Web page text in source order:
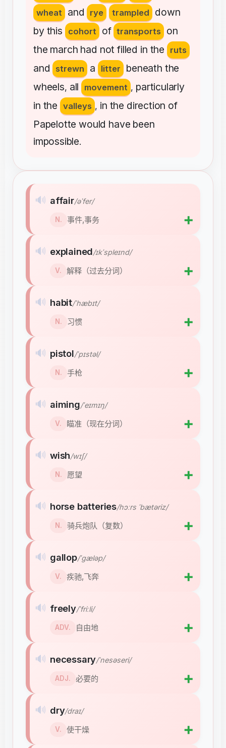
wheat and rye trampled
down
by this cohort of transports
on
the march had not filled in the ruts
and strewn a litter beneath the
wheels, all movement , particularly
in the valleys , in the direction of
Papelotte would have been
impossible.
🔊 affair/əˈfer/
N. 事件,事务 ➕
🔊 explained/ɪkˈspleɪnd/
V. 解释（过去分词） ➕
🔊 habit/ˈhæbɪt/
N. 习惯 ➕
🔊 pistol/ˈpɪstəl/
N. 手枪 ➕
🔊 aiming/ˈeɪmɪŋ/
V. 瞄准（现在分词） ➕
🔊 wish/wɪʃ/
N. 愿望 ➕
🔊 horse batteries/hɔːrs ˈbætəriz/
N. 骑兵炮队（复数） ➕
🔊 gallop/ˈɡæləp/
V. 疾驰,飞奔 ➕
🔊 freely/ˈfriːli/
ADV. 自由地 ➕
🔊 necessary/ˈnesəseri/
ADJ. 必要的 ➕
🔊 dry/draɪ/
V. 使干燥 ➕